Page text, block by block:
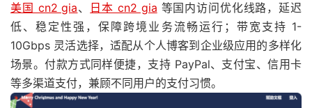
美国 cn2 gia、 日本 cn2 gia 等国内访问优化线路，延迟
低、稳定性强，保障跨境业务流畅运行；带宽支持 1-
10Gbps 灵活选择，适配从个人博客到企业级应用的多样化
场景。付款方式同样便捷，支持 PayPal、支付宝、信用卡
等多渠道支付，兼顾不同用户的支付习惯。